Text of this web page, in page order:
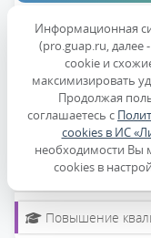
Образование
Ученые
Повышение
Информационная
(pro.guap.ru, далее
cookie и
максимизировать
Продолжая
соглашаетесь с
cookies в ИС
необходимости Вы
cookies в